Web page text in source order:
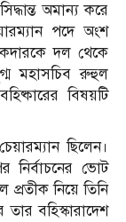
অমান্য করে
পদে অংশ
দল থেকে
মহাসচিব রুহুল
বিষয়টি
ছিলেন।
নির্বাচনের ভোট
নিয়ে তিনি
তার বহিস্কারাদেশ